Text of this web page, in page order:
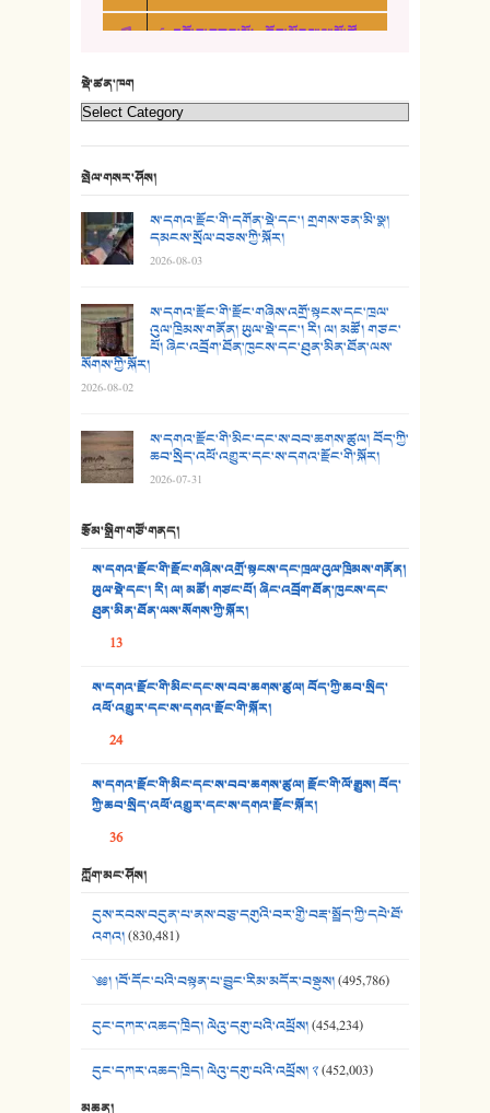
23. ཕོ་རྒོད་པོ།
25. མགྲོན་པོ།
26. ཨ་མའི་ཐང་ཁུག
27. ལྕེ་བདེ་ཞོལ་གྱི་པང་གདན།
28. སྟོད་གཞས། - ཕན་ཐོག
30. སི་ལིང་འབྲི་མོ། - ཕན་ཐོག
31. ཕ་ཡུལ་ཡར་ཀླུང་།
32. ཨ་མ།
33. འཛོམས་པའི་ལམ།
34. ཉི་མ་སེམས་ལ་ཞོག་དང་། - ཟླ་སྒྲོན།
36. ཟླ་གཞོན་སྙན་དབྱངས། - ཟླ་སྒྲོན།
38. ཡབ་ཡུམ། - ཟླ་སྒྲོན།
5. འགྲོ་བ་བཟང་མོ། - བོད་ལྗོངས་ལྷ་མོ་ཚོགས་པ།
སྡེ་ཚན་ཁག
སྤེལ་གསར་ཤོས།
ས་དགའ་རྫོང་གི་དགོན་སྡེ་དང་། གྲགས་ཅན་མི་སྣ།
དམངས་སྲོལ་བཅས་ཀྱི་སྐོར།
2026-08-03
ས་དགའ་རྫོང་གི་རྫོང་གཞིས་འགྲོ་སྟངས་དང་ཁྲལ་
འུལ་ཁྲིམས་གནོན། ཡུལ་སྡེ་དང་། རི། ལ། མཚོ། གཙང་
པོ། ཞིང་འབྲོག་ཐོན་ཁུངས་དང་ཐུན་མིན་ཐོན་ལས་
སོགས་ཀྱི་སྐོར།
2026-08-02
ས་དགའ་རྫོང་གི་མིང་དང་ས་བབ་ཆགས་ཚུལ། བོད་ཀྱི་
ཆབ་སྲིད་འཕོ་འགྱུར་དང་ས་དགའ་རྫོང་གི་སྐོར།
2026-07-31
རྩོམ་སྒྲིག་གཙོ་གནད།
ས་དགའ་རྫོང་གི་རྫོང་གཞིས་འགྲོ་སྟངས་དང་ཁྲལ་འུལ་ཁྲིམས་གནོན།
ཡུལ་སྡེ་དང་། རི། ལ། མཚོ། གཙང་པོ། ཞིང་འབྲོག་ཐོན་ཁུངས་དང་
ཐུན་མིན་ཐོན་ལས་སོགས་ཀྱི་སྐོར།
13
ས་དགའ་རྫོང་གི་མིང་དང་ས་བབ་ཆགས་ཚུལ། བོད་ཀྱི་ཆབ་སྲིད་
འཕོ་འགྱུར་དང་ས་དགའ་རྫོང་གི་སྐོར།
24
ས་དགའ་རྫོང་གི་མིང་དང་ས་བབ་ཆགས་ཚུལ། རྫོང་གི་ལོ་རྒྱུས། བོད་
ཀྱི་ཆབ་སྲིད་འཕོ་འགྱུར་དང་ས་དགའ་རྫོང་སྐོར།
36
ཀློག་མང་ཤོས།
དུས་རབས་བདུན་པ་ནས་བཅུ་དགུའི་བར་གྱི་བརྡ་སྤྲོད་ཀྱི་དཔེ་ཐོ་
འགའ།(830,481)
༄༅། །བོ་དོང་པའི་བསྟན་པ་བྱུང་རིམ་མདོར་བསྡུས།(495,786)
དུང་དཀར་འཆད་ཁྲིད། ལེའུ་དགུ་པའི་འཕྲོས།(454,234)
དུང་དཀར་འཆད་ཁྲིད། ལེའུ་དགུ་པའི་འཕྲོས། ༢(452,003)
མཆན།